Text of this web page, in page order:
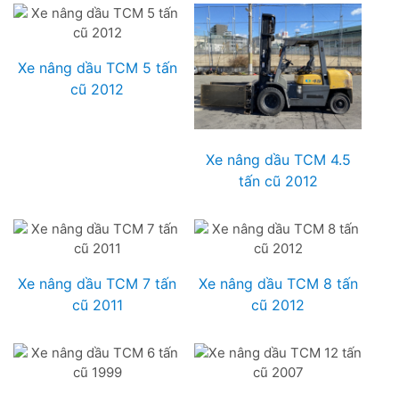
Xe nâng dầu TCM 5 tấn
cũ 2012
Xe nâng dầu TCM 4.5
tấn cũ 2012
Xe nâng dầu TCM 7 tấn
cũ 2011
Xe nâng dầu TCM 8 tấn
cũ 2012